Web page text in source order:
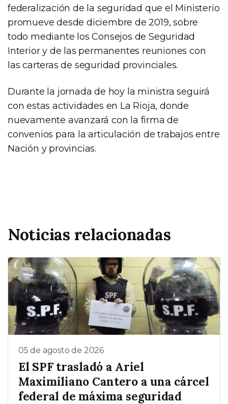
federalización de la seguridad que el Ministerio
promueve desde diciembre de 2019, sobre
todo mediante los Consejos de Seguridad
Interior y de las permanentes reuniones con
las carteras de seguridad provinciales.
Durante la jornada de hoy la ministra seguirá
con estas actividades en La Rioja, donde
nuevamente avanzará con la firma de
convenios para la articulación de trabajos entre
Nación y provincias.
Noticias relacionadas
05 de agosto de 2026
El SPF trasladó a Ariel
Maximiliano Cantero a una cárcel
federal de máxima seguridad